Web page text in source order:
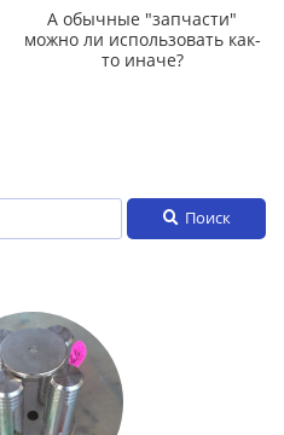
А обычные "запчасти"
можно ли использовать как-
то иначе?
Поиск